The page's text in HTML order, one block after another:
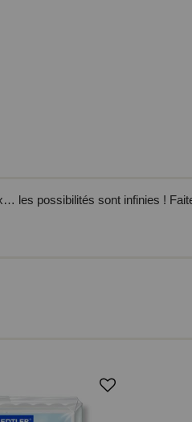
les possibilités sont infinies !